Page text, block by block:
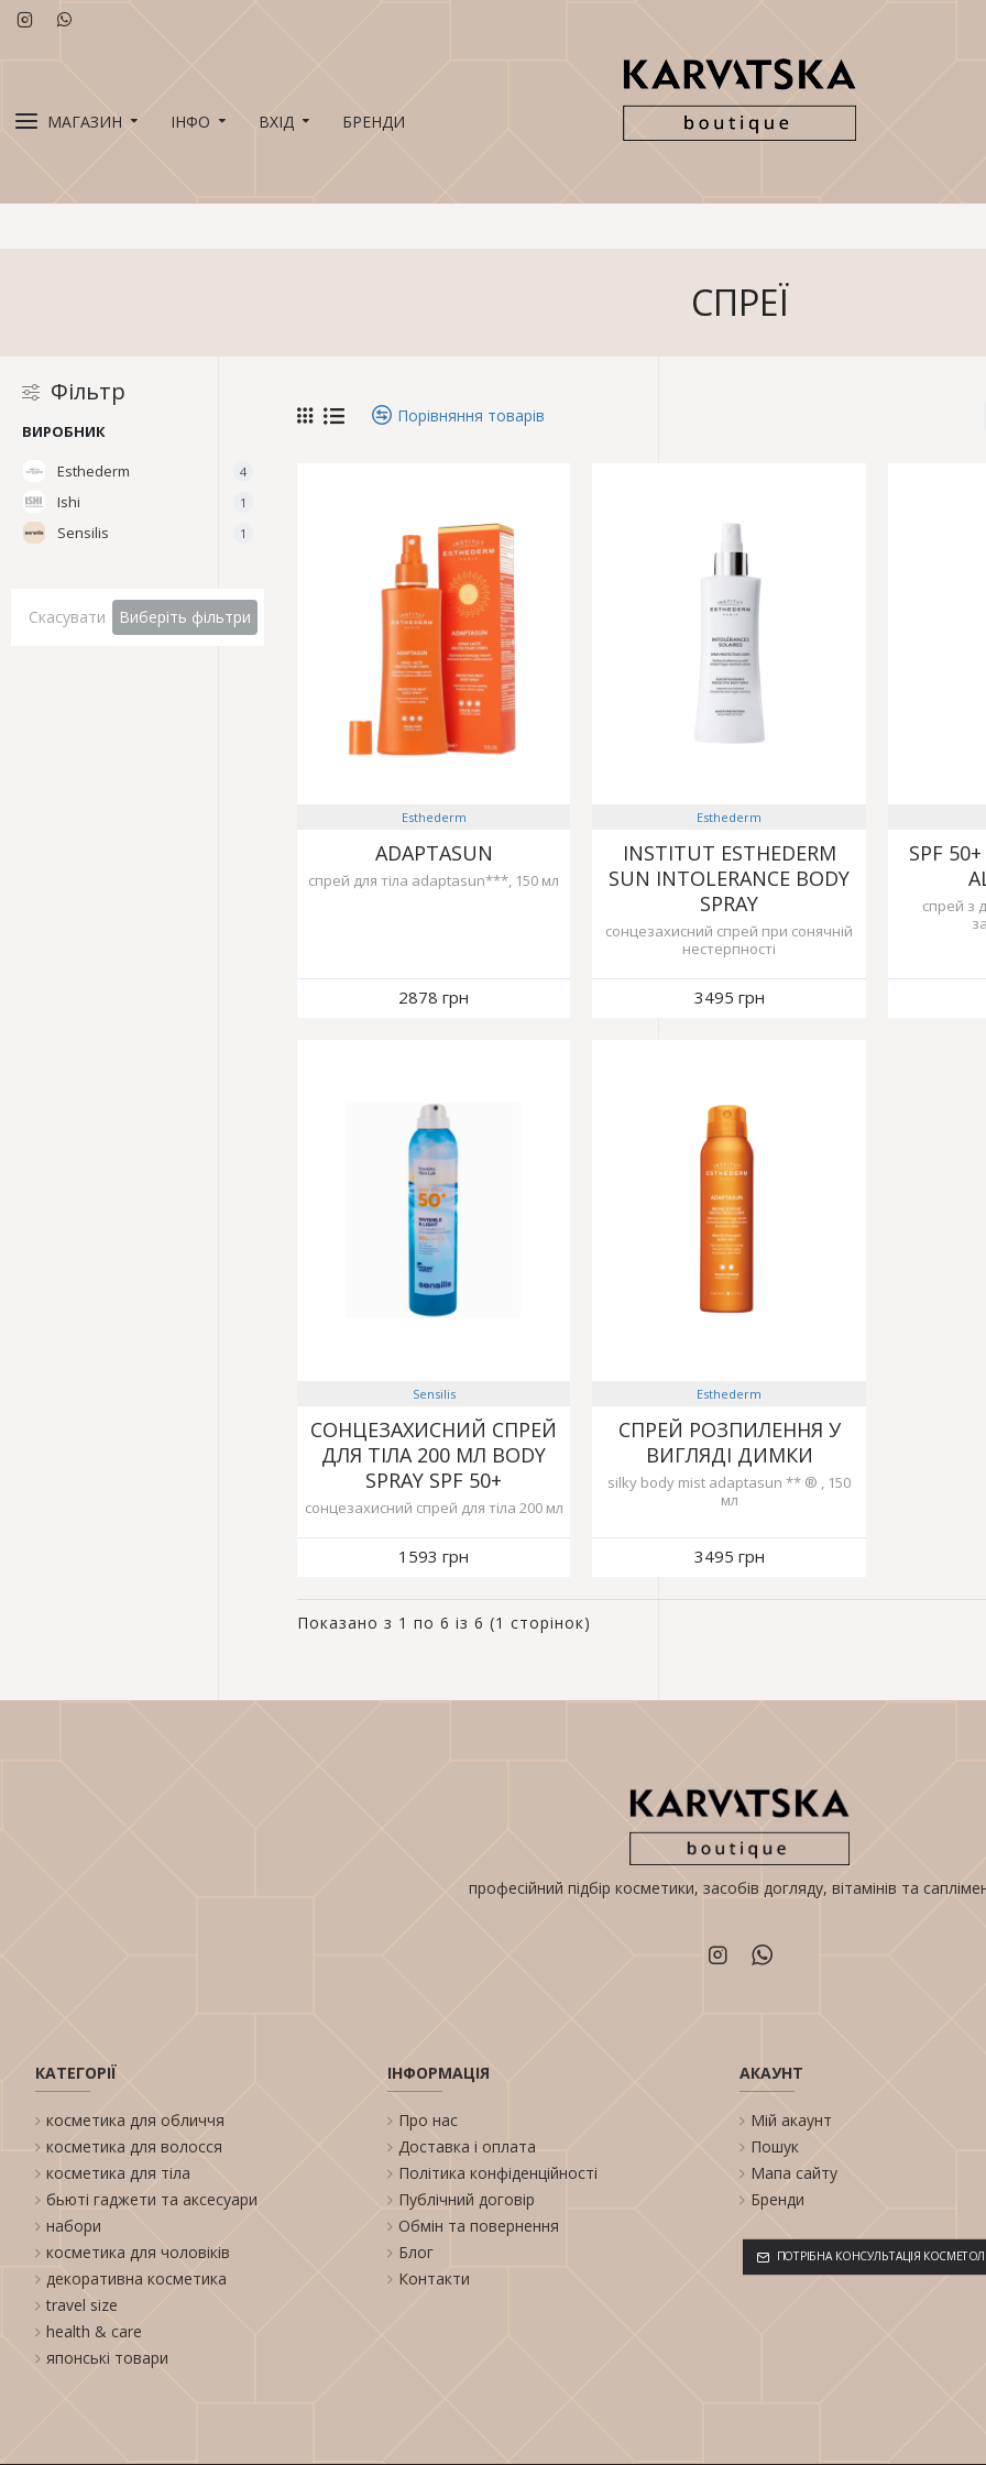
МАГАЗИН ІНФО ВХІД БРЕНДИ
СПРЕЇ
Фільтр
ВИРОБНИК
Esthederm
4
Ishi 1
Sensilis 1
Скасувати Виберіть фільтри
Порівняння товарів
Esthederm
ADAPTASUN
спрей для тіла adaptasun***, 150 мл
2878 грн
Esthederm
INSTITUT ESTHEDERM
SUN INTOLERANCE BODY
SPRAY
сонцезахисний спрей при сонячній
нестерпності
3495 грн
SPF
спрей з
Sensilis
СОНЦЕЗАХИСНИЙ СПРЕЙ
ДЛЯ ТІЛА 200 МЛ BODY
SPRAY SPF 50+
сонцезахисний спрей для тіла 200 мл
1593 грн
Esthederm
СПРЕЙ РОЗПИЛЕННЯ У
ВИГЛЯДІ ДИМКИ
silky body mist adaptasun ** ® , 150
мл
3495 грн
Показано з 1 по 6 із 6 (1 сторінок)
професійний підбір косметики, засобів догляду, вітамінів та
КАТЕГОРІЇ
косметика для обличчя
косметика для волосся
косметика для тіла
бьюті гаджети та аксесуари
набори
косметика для чоловіків
декоративна косметика
travel size
health & care
японські товари
ІНФОРМАЦІЯ
Про нас
Доставка і оплата
Політика конфіденційності
Публічний договір
Обмін та повернення
Блог
Контакти
АКАУНТ
Мій акаунт
Пошук
Мапа сайту
Бренди
ПОТРІБНА КОНСУЛЬТАЦІЯ